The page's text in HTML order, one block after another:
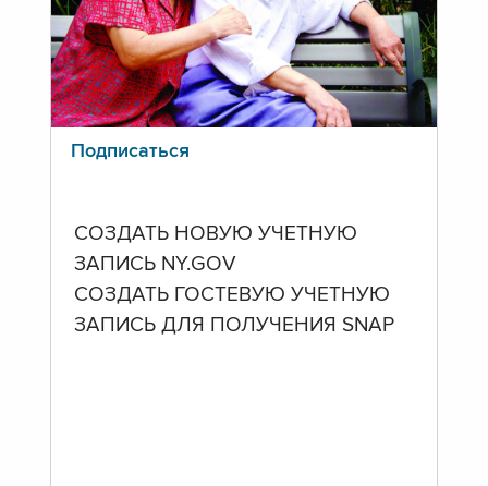
Подписаться
СОЗДАТЬ НОВУЮ УЧЕТНУЮ
ЗАПИСЬ NY.GOV
СОЗДАТЬ ГОСТЕВУЮ УЧЕТНУЮ
ЗАПИСЬ ДЛЯ ПОЛУЧЕНИЯ SNAP